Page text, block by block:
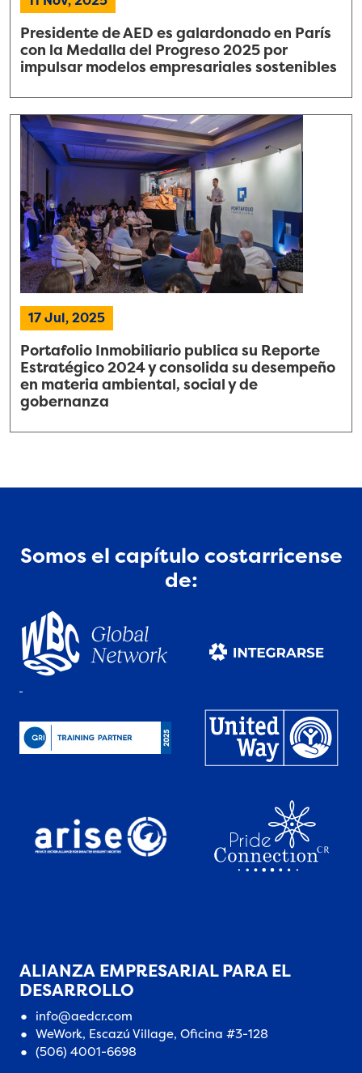
Presidente de AED es galardonado en París
con la Medalla del Progreso 2025 por
impulsar modelos empresariales sostenibles
17 Jul, 2025
Portafolio Inmobiliario publica su Reporte
Estratégico 2024 y consolida su desempeño
en materia ambiental, social y de
gobernanza
Somos el capítulo costarricense
de:
ALIANZA EMPRESARIAL PARA EL
DESARROLLO
info@aedcr.com
WeWork, Escazú Village, Oficina #3-128
(506) 4001-6698